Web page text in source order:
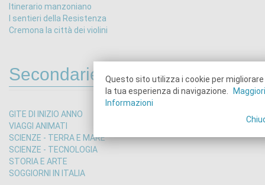
Itinerario manzoniano
I sentieri della Resistenza
Cremona la città dei violini
Secondarie 1°
GITE DI INIZIO ANNO
VIAGGI ANIMATI
SCIENZE - TERRA E MARE
SCIENZE - TECNOLOGIA
STORIA E ARTE
SOGGIORNI IN ITALIA
Questo sito utilizza i cookie per migliorare
la tua esperienza di navigazione.
Informazioni